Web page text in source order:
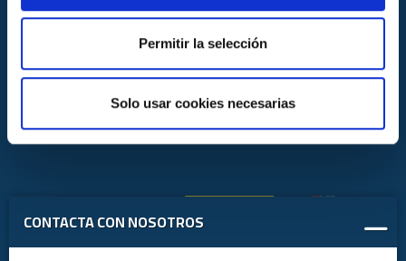
Permitir la selección
Solo usar cookies necesarias
CONTACTA CON NOSOTROS